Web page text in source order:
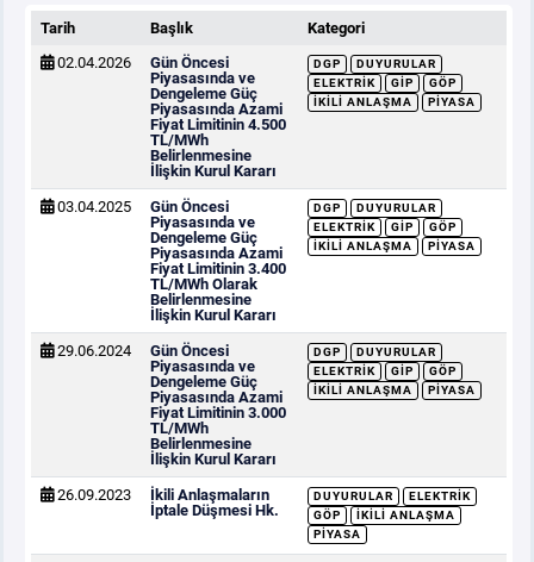
PİYASAKAYITSÜRECİ
SERBEST TÜKETİCİ
MALİ UZLAŞTIRMA
BÜLTENLER
BT HİZMET YÖNETİM SİSTEMİ POLİTİKAMIZ
Tarih Başlık
Kategori
02.04.2026
Gün Öncesi
Piyasasında ve
Dengeleme Güç
Piyasasında Azami
Fiyat Limitinin 4.500
TL/MWh
Belirlenmesine
İlişkin Kurul Kararı
DGP
DUYURULAR
ELEKTRIK
GİP
GÖP
İKILI ANLAŞMA
PIYASA
03.04.2025
Gün Öncesi
Piyasasında ve
Dengeleme Güç
Piyasasında Azami
Fiyat Limitinin 3.400
TL/MWh Olarak
Belirlenmesine
İlişkin Kurul Kararı
DGP
DUYURULAR
ELEKTRIK
GİP
GÖP
İKILI ANLAŞMA
PIYASA
29.06.2024
Gün Öncesi
Piyasasında ve
Dengeleme Güç
Piyasasında Azami
Fiyat Limitinin 3.000
TL/MWh
Belirlenmesine
İlişkin Kurul Kararı
DGP
DUYURULAR
ELEKTRIK
GİP
GÖP
İKILI ANLAŞMA
PIYASA
26.09.2023
İkili Anlaşmaların
İptale Düşmesi Hk.
DUYURULAR
ELEKTRIK
GÖP
İKILI ANLAŞMA
PIYASA